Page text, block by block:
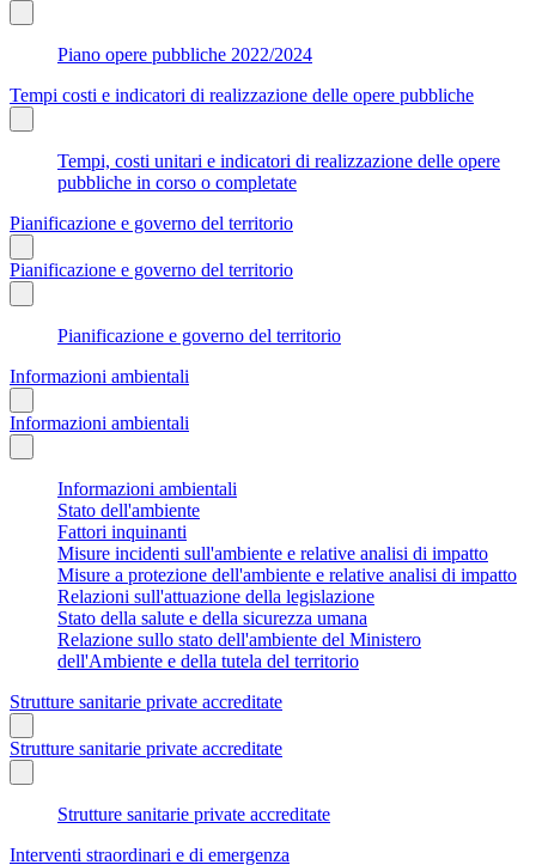
Piano opere pubbliche 2022/2024
Tempi costi e indicatori di realizzazione delle opere pubbliche
Tempi, costi unitari e indicatori di realizzazione delle opere
pubbliche in corso o completate
Pianificazione e governo del territorio
Pianificazione e governo del territorio
Pianificazione e governo del territorio
Informazioni ambientali
Informazioni ambientali
Informazioni ambientali
Stato dell'ambiente
Fattori inquinanti
Misure incidenti sull'ambiente e relative analisi di impatto
Misure a protezione dell'ambiente e relative analisi di impatto
Relazioni sull'attuazione della legislazione
Stato della salute e della sicurezza umana
Relazione sullo stato dell'ambiente del Ministero
dell'Ambiente e della tutela del territorio
Strutture sanitarie private accreditate
Strutture sanitarie private accreditate
Strutture sanitarie private accreditate
Interventi straordinari e di emergenza